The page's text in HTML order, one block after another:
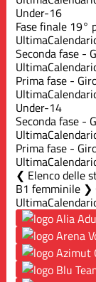
Under-16
Fase finale 19°
Ultima
Seconda fase -
Ultima
Prima fase -
Ultima
Under-14
Seconda fase -
Ultima
Prima fase -
Ultima
Elenco delle
B1 femminile ❯
Ultima